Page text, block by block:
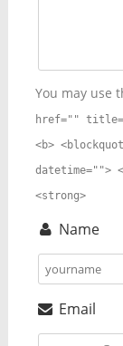
You may use
href=""
<b>
datetime="">
<strong>
Name
Email